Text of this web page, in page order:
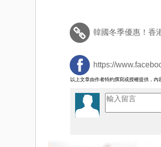
韓國冬季優惠！香
https://
以上文章由作者特約撰寫或授權提供，內